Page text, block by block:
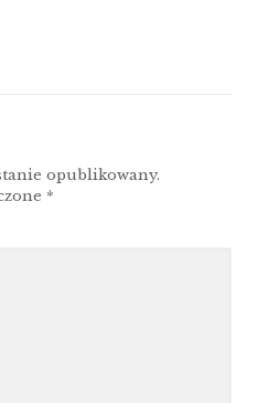
opublikowany.
*